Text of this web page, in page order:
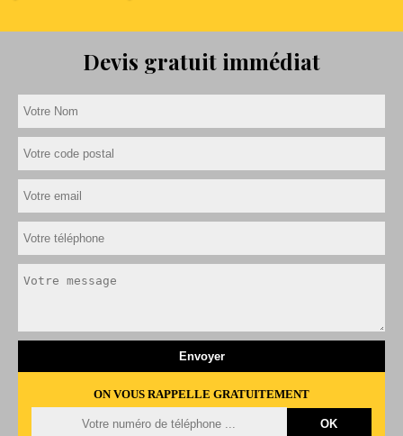
Devis gratuit immédiat
ON VOUS RAPPELLE GRATUITEMENT